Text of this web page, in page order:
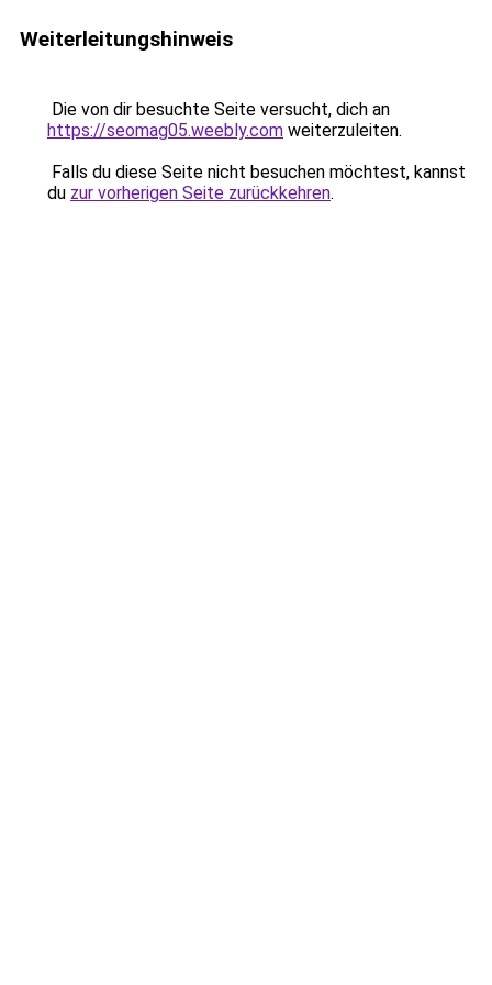
Weiterleitungshinweis
Die von dir besuchte Seite versucht, dich an
https://seomag05.weebly.com weiterzuleiten.
Falls du diese Seite nicht besuchen möchtest, kannst
du zur vorherigen Seite zurückkehren.